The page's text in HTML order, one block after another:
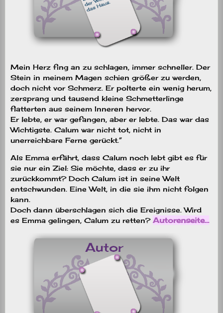
Mein Herz fing an zu schlagen, immer schneller. Der
Stein in meinem Magen schien größer zu werden,
doch nicht vor Schmerz. Er polterte ein wenig herum,
zersprang und tausend kleine Schmetterlinge
flatterten aus seinem Inneren hervor.
Er lebte, er war gefangen, aber er lebte. Das war das
Wichtigste. Calum war nicht tot, nicht in
unerreichbare Ferne gerückt.”
Als Emma erfährt, dass Calum noch lebt gibt es für
sie nur ein Ziel: Sie möchte, dass er zu ihr
zurückkommt? Doch Calum ist in seine Welt
entschwunden. Eine Welt, in die sie ihm nicht folgen
kann.
Doch dann überschlagen sich die Ereignisse. Wird
es Emma gelingen, Calum zu retten? Autorenseite…